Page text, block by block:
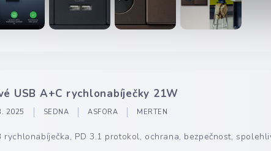
USB A+C rychlonabíječky 21W
2025 SEDNA ASFORA MERTEN
rychlonabíječka, PD 3.1 protokol, ochrana, bezpečnost,